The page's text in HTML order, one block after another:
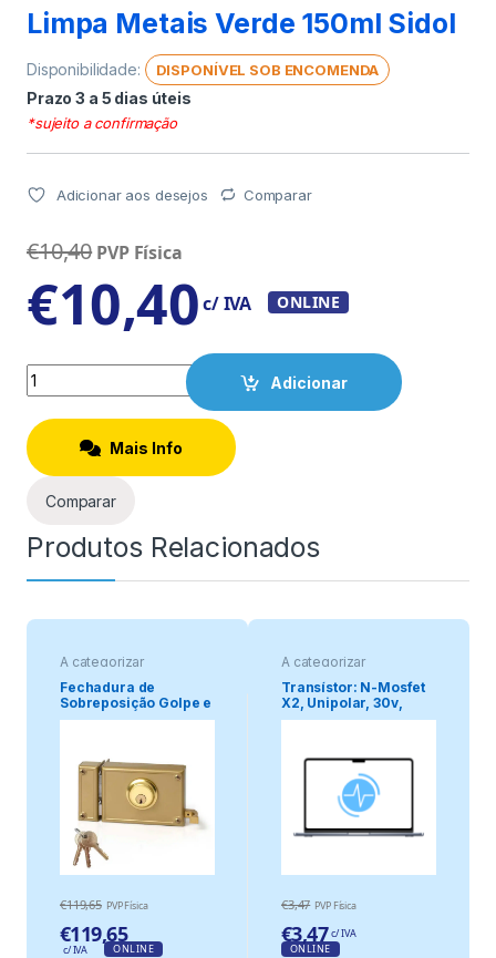
Limpa Metais Verde 150ml Sidol
Disponibilidade: DISPONÍVEL SOB ENCOMENDA
Prazo 3 a 5 dias úteis
*sujeito a confirmação
Adicionar aos desejos Comparar
€10,40 PVP Física
€10,40c/ IVA ONLINE
Quantity
Adicionar
Mais Info
Comparar
Produtos Relacionados
A categorizar
Fechadura de
Sobreposição Golpe e
Chave. Esquerda.
€119,65 PVP Física
€119,65
c/ IVA ONLINE
A categorizar
Transístor: N-Mosfet
X2, Unipolar, 30v,
22/85a, 9.
€3,47 PVP Física
€3,47 c/ IVA
ONLINE